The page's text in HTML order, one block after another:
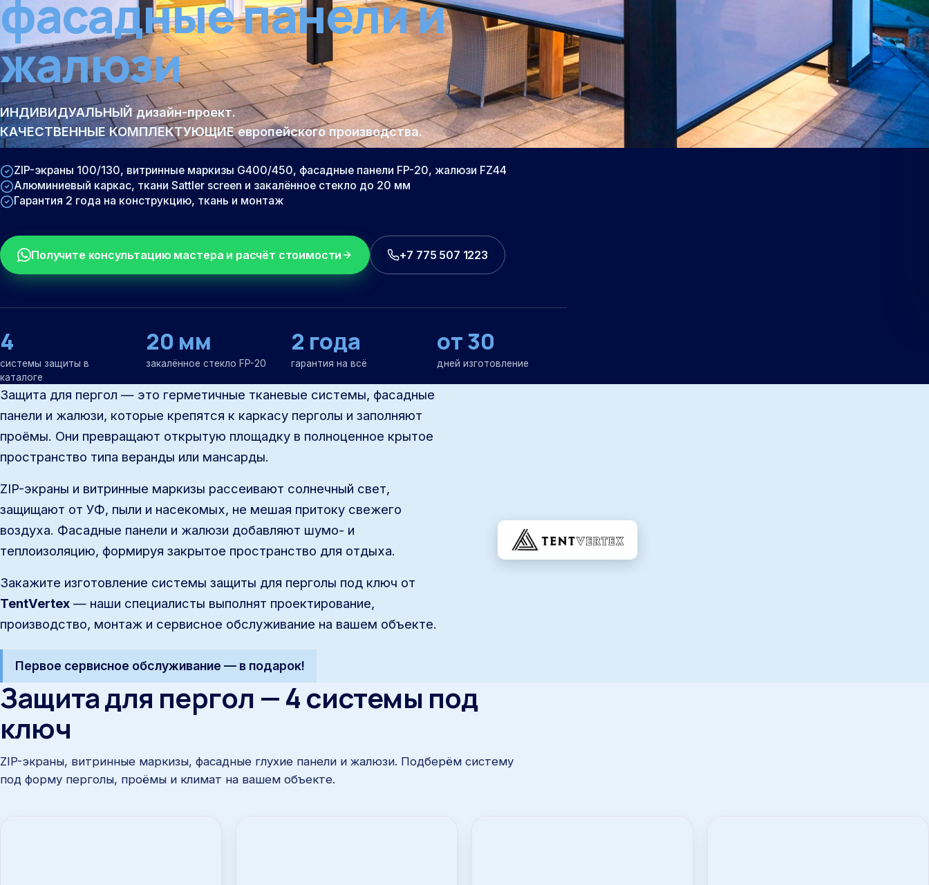
фасадные панели и
жалюзи
ИНДИВИДУАЛЬНЫЙ дизайн-проект.
КАЧЕСТВЕННЫЕ КОМПЛЕКТУЮЩИЕ европейского производства.
ZIP-экраны 100/130, витринные маркизы G400/450, фасадные панели FP-20, жалюзи FZ44
Алюминиевый каркас, ткани Sattler screen и закалённое стекло до 20 мм
Гарантия 2 года на конструкцию, ткань и монтаж
Получите консультацию мастера и расчёт стоимости +7 775 507 1223
4
системы защиты в
каталоге
20 мм
закалённое стекло FP-20
2 года
гарантия на всё
от 30
дней изготовление
Защита для пергол — это герметичные тканевые системы, фасадные
панели и жалюзи, которые крепятся к каркасу перголы и заполняют
проёмы. Они превращают открытую площадку в полноценное крытое
пространство типа веранды или мансарды.
ZIP-экраны и витринные маркизы рассеивают солнечный свет,
защищают от УФ, пыли и насекомых, не мешая притоку свежего
воздуха. Фасадные панели и жалюзи добавляют шумо- и
теплоизоляцию, формируя закрытое пространство для отдыха.
Закажите изготовление системы защиты для перголы под ключ от
TentVertex — наши специалисты выполнят проектирование,
производство, монтаж и сервисное обслуживание на вашем объекте.
Первое сервисное обслуживание — в подарок!
Защита для пергол — 4 системы под
ключ
ZIP-экраны, витринные маркизы, фасадные глухие панели и жалюзи. Подберём систему
под форму перголы, проёмы и климат на вашем объекте.